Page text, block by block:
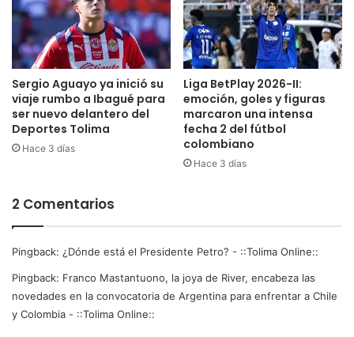
Sergio Aguayo ya inició su
viaje rumbo a Ibagué para
ser nuevo delantero del
Deportes Tolima
Hace 3 días
Liga BetPlay 2026-II:
emoción, goles y figuras
marcaron una intensa
fecha 2 del fútbol
colombiano
Hace 3 días
2 Comentarios
Pingback: ¿Dónde está el Presidente Petro? - ::Tolima Online::
Pingback: Franco Mastantuono, la joya de River, encabeza las
novedades en la convocatoria de Argentina para enfrentar a Chile
y Colombia - ::Tolima Online::